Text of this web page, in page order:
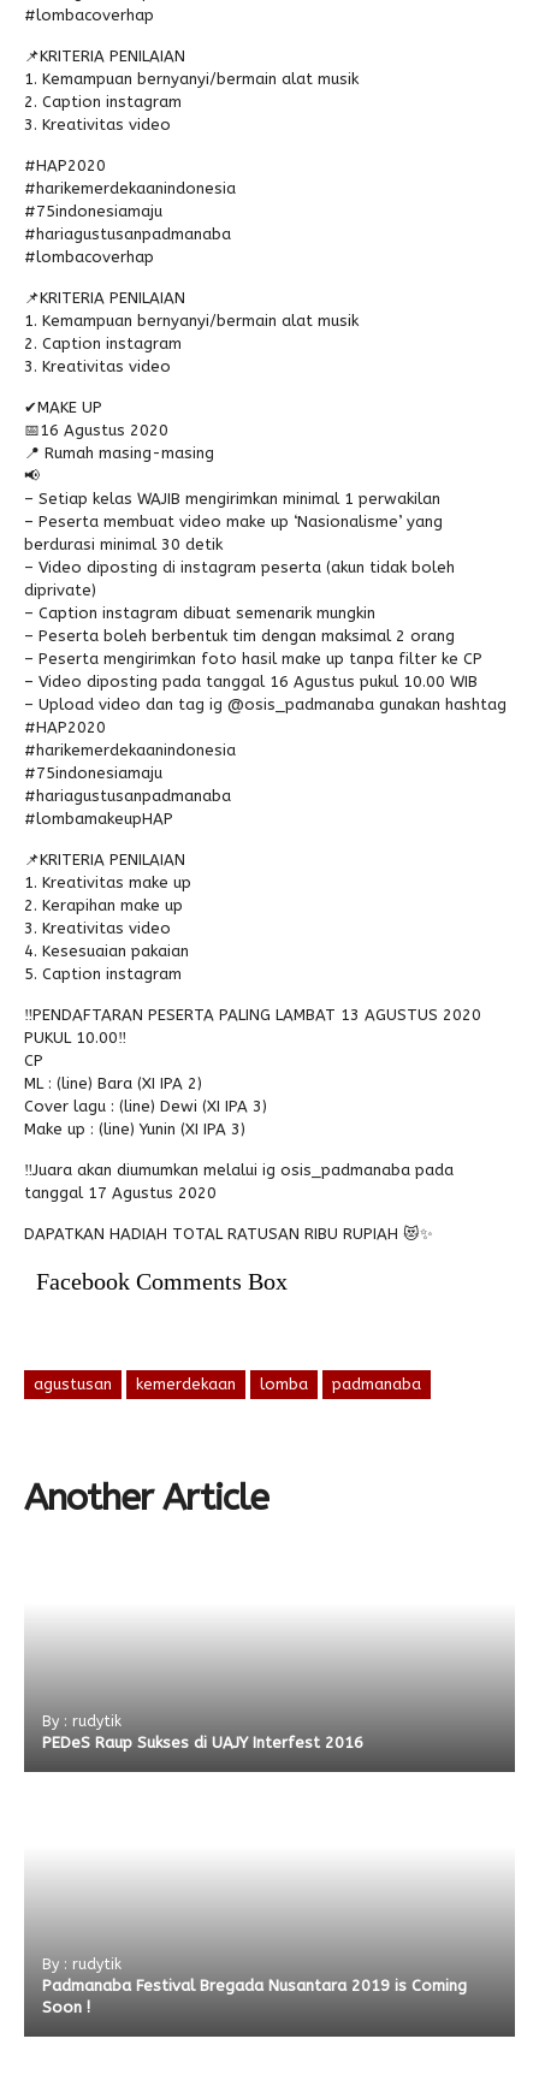
#lombacoverhap
📌KRITERIA PENILAIAN
1. Kemampuan bernyanyi/bermain alat musik
2. Caption instagram
3. Kreativitas video
#HAP2020
#harikemerdekaanindonesia
#75indonesiamaju
#hariagustusanpadmanaba
#lombacoverhap
📌KRITERIA PENILAIAN
1. Kemampuan bernyanyi/bermain alat musik
2. Caption instagram
3. Kreativitas video
✔MAKE UP
📅16 Agustus 2020
📍 Rumah masing-masing
📢
– Setiap kelas WAJIB mengirimkan minimal 1 perwakilan
– Peserta membuat video make up ‘Nasionalisme’ yang
berdurasi minimal 30 detik
– Video diposting di instagram peserta (akun tidak boleh
diprivate)
– Caption instagram dibuat semenarik mungkin
– Peserta boleh berbentuk tim dengan maksimal 2 orang
– Peserta mengirimkan foto hasil make up tanpa filter ke CP
– Video diposting pada tanggal 16 Agustus pukul 10.00 WIB
– Upload video dan tag ig @osis_padmanaba gunakan hashtag
#HAP2020
#harikemerdekaanindonesia
#75indonesiamaju
#hariagustusanpadmanaba
#lombamakeupHAP
📌KRITERIA PENILAIAN
1. Kreativitas make up
2. Kerapihan make up
3. Kreativitas video
4. Kesesuaian pakaian
5. Caption instagram
‼️PENDAFTARAN PESERTA PALING LAMBAT 13 AGUSTUS 2020
PUKUL 10.00‼️
CP
ML : (line) Bara (XI IPA 2)
Cover lagu : (line) Dewi (XI IPA 3)
Make up : (line) Yunin (XI IPA 3)
‼️Juara akan diumumkan melalui ig osis_padmanaba pada
tanggal 17 Agustus 2020
DAPATKAN HADIAH TOTAL RATUSAN RIBU RUPIAH 😻✨
Facebook Comments Box
agustusan kemerdekaan lomba padmanaba
Another Article
By : rudytik
PEDeS Raup Sukses di UAJY Interfest 2016
By : rudytik
Padmanaba Festival Bregada Nusantara 2019 is Coming
Soon !